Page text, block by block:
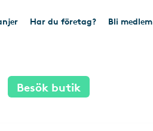
Har du företag? Bli medlem
Besök butik